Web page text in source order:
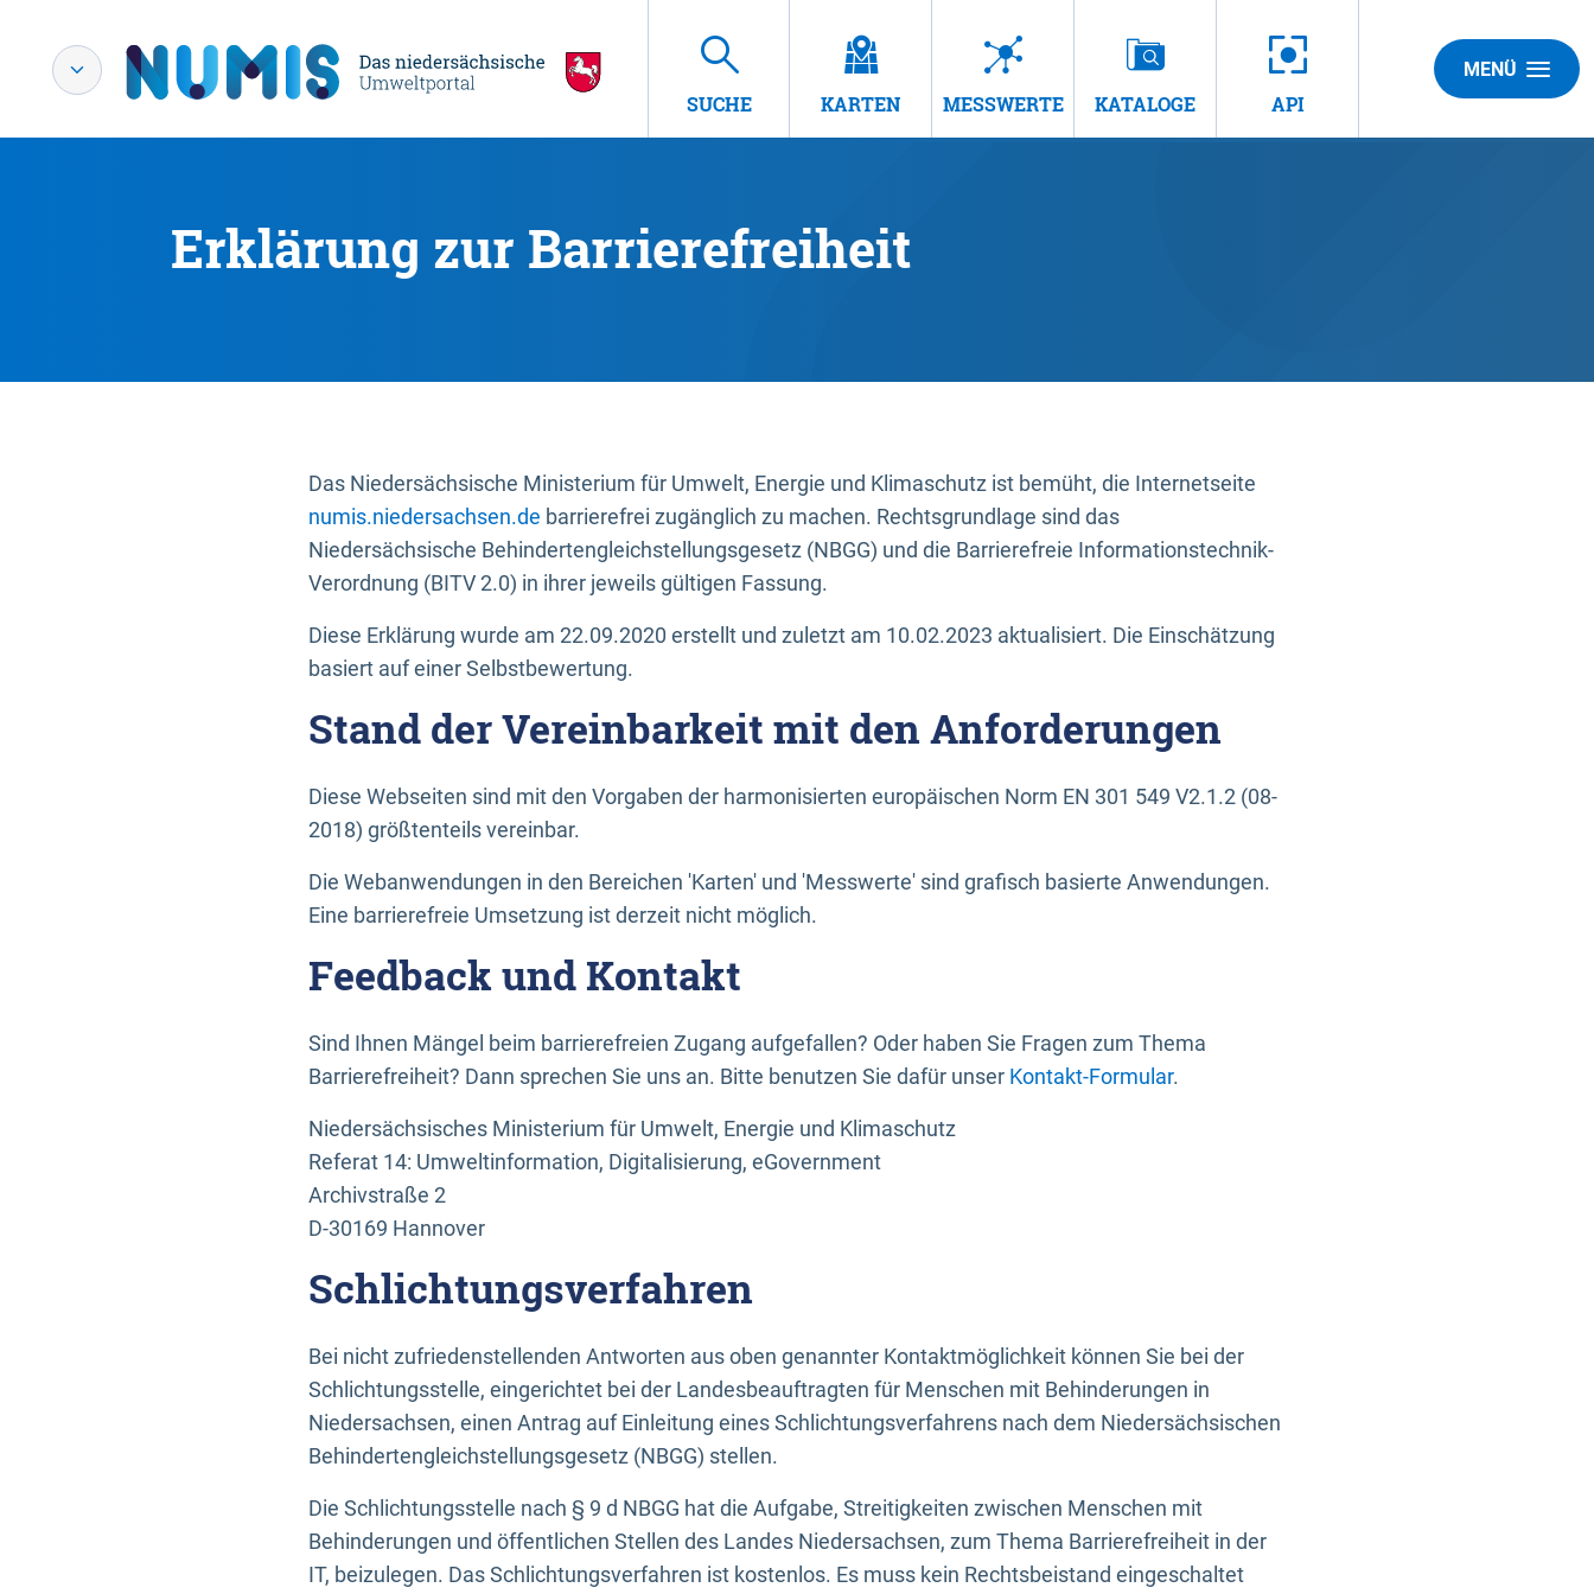
SUCHE KARTEN MESSWERTE KATALOGE API
MENÜ
Erklärung zur Barrierefreiheit
Das Niedersächsische Ministerium für Umwelt, Energie und Klimaschutz ist bemüht, die Internetseite
numis.niedersachsen.de barrierefrei zugänglich zu machen. Rechtsgrundlage sind das
Niedersächsische Behindertengleichstellungsgesetz (NBGG) und die Barrierefreie Informationstechnik-
Verordnung (BITV 2.0) in ihrer jeweils gültigen Fassung.
Diese Erklärung wurde am 22.09.2020 erstellt und zuletzt am 10.02.2023 aktualisiert. Die Einschätzung
basiert auf einer Selbstbewertung.
Stand der Vereinbarkeit mit den Anforderungen
Diese Webseiten sind mit den Vorgaben der harmonisierten europäischen Norm EN 301 549 V2.1.2 (08-
2018) größtenteils vereinbar.
Die Webanwendungen in den Bereichen 'Karten' und 'Messwerte' sind grafisch basierte Anwendungen.
Eine barrierefreie Umsetzung ist derzeit nicht möglich.
Feedback und Kontakt
Sind Ihnen Mängel beim barrierefreien Zugang aufgefallen? Oder haben Sie Fragen zum Thema
Barrierefreiheit? Dann sprechen Sie uns an. Bitte benutzen Sie dafür unser Kontakt-Formular.
Niedersächsisches Ministerium für Umwelt, Energie und Klimaschutz
Referat 14: Umweltinformation, Digitalisierung, eGovernment
Archivstraße 2
D-30169 Hannover
Schlichtungsverfahren
Bei nicht zufriedenstellenden Antworten aus oben genannter Kontaktmöglichkeit können Sie bei der
Schlichtungsstelle, eingerichtet bei der Landesbeauftragten für Menschen mit Behinderungen in
Niedersachsen, einen Antrag auf Einleitung eines Schlichtungsverfahrens nach dem Niedersächsischen
Behindertengleichstellungsgesetz (NBGG) stellen.
Die Schlichtungsstelle nach § 9 d NBGG hat die Aufgabe, Streitigkeiten zwischen Menschen mit
Behinderungen und öffentlichen Stellen des Landes Niedersachsen, zum Thema Barrierefreiheit in der
IT, beizulegen. Das Schlichtungsverfahren ist kostenlos. Es muss kein Rechtsbeistand eingeschaltet